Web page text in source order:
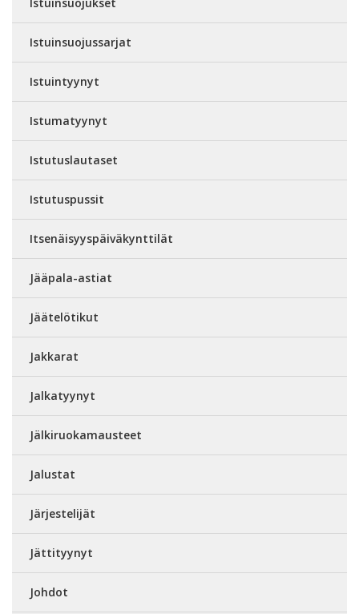
Istuinsuojussarjat
Istuintyynyt
Istumatyynyt
Istutuslautaset
Istutuspussit
Itsenäisyyspäiväkynttilät
Jääpala-astiat
Jäätelötikut
Jakkarat
Jalkatyynyt
Jälkiruokamausteet
Jalustat
Järjestelijät
Jättityynyt
Johdot